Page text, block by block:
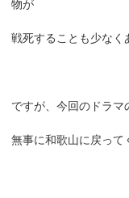
物が
戦死することも少なく
ですが、今回のドラマ
無事に和歌山に戻って